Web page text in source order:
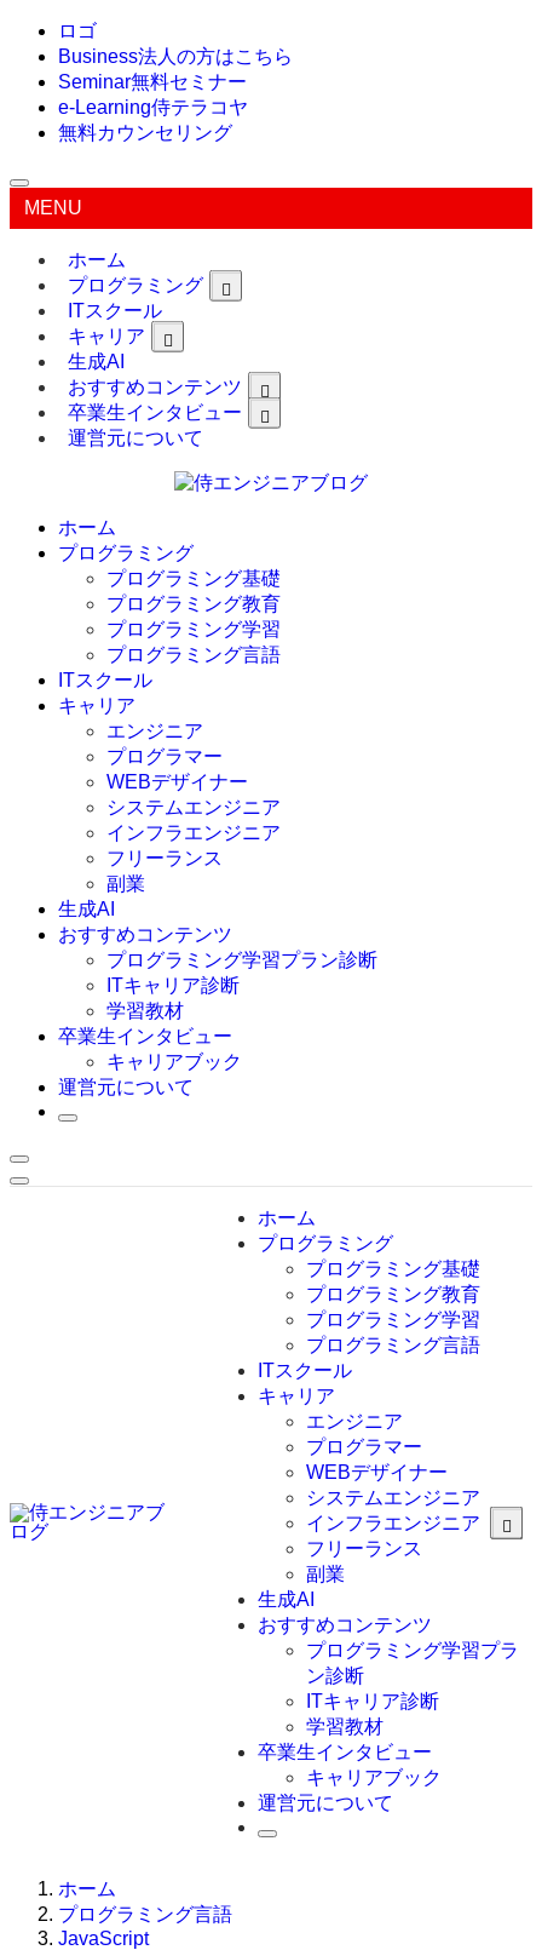
ロゴ
Business法人の方はこちら
Seminar無料セミナー
e-Learning侍テラコヤ
無料カウンセリング
MENU
ホーム
プログラミング
ITスクール
キャリア
生成AI
おすすめコンテンツ
卒業生インタビュー
運営元について
ホーム
プログラミング
プログラミング基礎
プログラミング教育
プログラミング学習
プログラミング言語
C言語
C#
VBA
Go言語
Kotlin
Java
JavaScript
Swift
Ruby
その他言語
ITスクール
キャリア
エンジニア
プログラマー
WEBデザイナー
システムエンジニア
インフラエンジニア
フリーランス
副業
生成AI
おすすめコンテンツ
プログラミング学習プラン診断
ITキャリア診断
学習教材
卒業生インタビュー
キャリアブック
運営元について
ホーム
プログラミング
プログラミング基礎
プログラミング教育
プログラミング学習
プログラミング言語
C言語
C#
VBA
Go言語
Kotlin
Java
JavaScript
Swift
Ruby
ITスクール
キャリア
エンジニア
プログラマー
WEBデザイナー
システムエンジニア
インフラエンジニア
フリーランス
副業
生成AI
おすすめコンテンツ
プログラミング学習プラ
ン診断
ITキャリア診断
学習教材
卒業生インタビュー
キャリアブック
運営元について
ホーム
プログラミング言語
JavaScript